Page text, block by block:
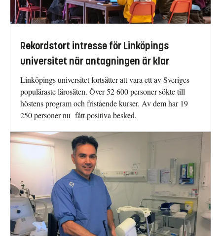
Rekordstort intresse för Linköpings
universitet när antagningen är klar
Linköpings universitet fortsätter att vara ett av Sveriges
populäraste lärosäten. Över 52 600 personer sökte till
höstens program och fristående kurser. Av dem har 19
250 personer nu fått positiva besked.